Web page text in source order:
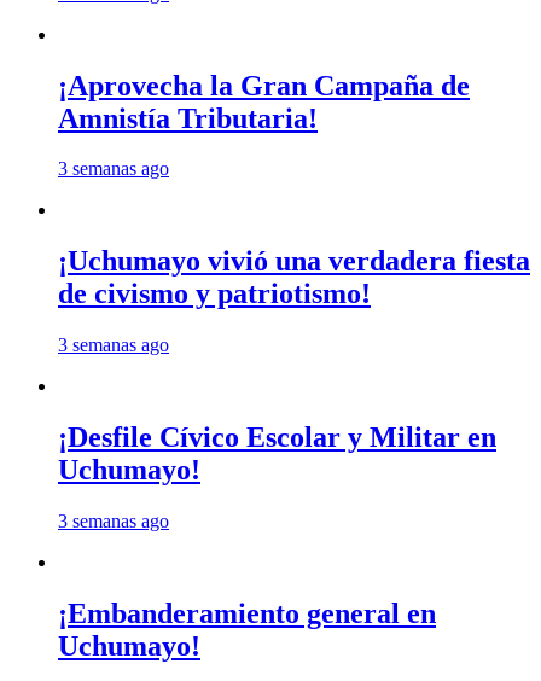
¡Aprovecha la Gran Campaña de
Amnistía Tributaria!
3 semanas ago
¡Uchumayo vivió una verdadera fiesta
de civismo y patriotismo!
3 semanas ago
¡Desfile Cívico Escolar y Militar en
Uchumayo!
3 semanas ago
¡Embanderamiento general en
Uchumayo!